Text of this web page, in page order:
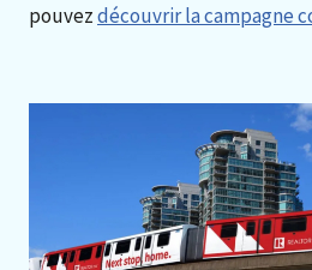
pouvezdécouvrir la campagne